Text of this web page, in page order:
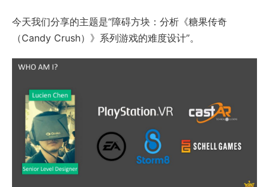
今天我们分享的主题是“障碍方块：分析《糖果传奇
（Candy Crush）》系列游戏的难度设计”。